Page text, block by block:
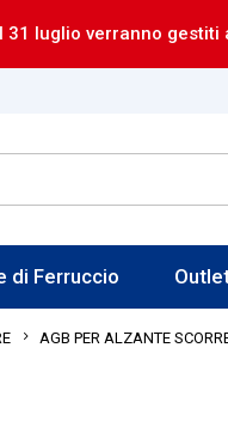
luglio verranno
di Ferruccio
AGB PER ALZANTE